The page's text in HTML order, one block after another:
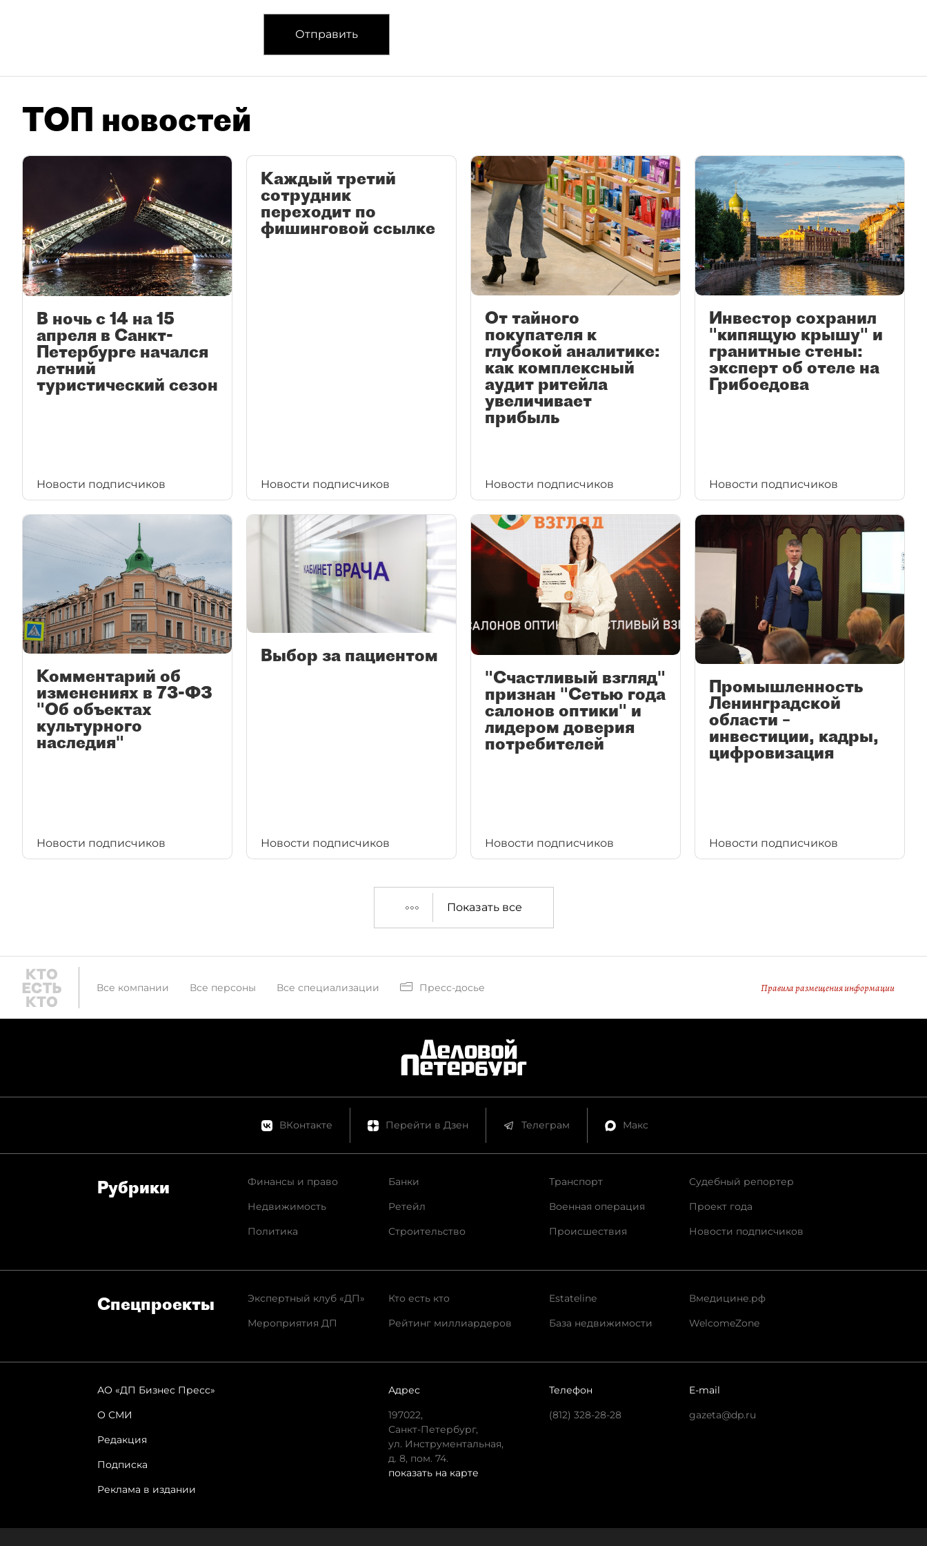
Отправить
ТОП новостей
В ночь с 14 на 15
апреля в Санкт-
Петербурге начался
летний
туристический сезон
Новости подписчиков
Каждый третий
сотрудник
переходит по
фишинговой ссылке
Новости подписчиков
От тайного
покупателя к
глубокой аналитике:
как комплексный
аудит ритейла
увеличивает
прибыль
Новости подписчиков
Инвестор сохранил
"кипящую крышу" и
гранитные стены:
эксперт об отеле на
Грибоедова
Новости подписчиков
Комментарий об
изменениях в 73-ФЗ
"Об объектах
культурного
наследия"
Новости подписчиков
Выбор за пациентом
Новости подписчиков
"Счастливый взгляд"
признан "Сетью года
салонов оптики" и
лидером доверия
потребителей
Новости подписчиков
Промышленность
Ленинградской
области –
инвестиции, кадры,
цифровизация
Новости подписчиков
Показать все
Все компании Все персоны Все специализации Пресс-досье Правила размещения информации
ВКонтакте Перейти в Дзен Телеграм Макс
Рубрики
Финансы и право
Недвижимость
Политика
Банки
Ретейл
Строительство
Транспорт
Военная операция
Происшествия
Судебный репортер
Проект года
Новости подписчиков
Спец­проекты
Экспертный клуб «ДП»
Мероприятия ДП
Кто есть кто
Рейтинг миллиардеров
Estateline
База недвижимости
Вмедицине.рф
WelcomeZone
АО «ДП Бизнес Пресс»
О СМИ
Редакция
Подписка
Реклама в издании
Адрес
197022,
Санкт-Петербург,
ул. Инструментальная,
д. 8, пом. 74.
показать на карте
Телефон
(812) 328-28-28
E-mail
gazeta@dp.ru